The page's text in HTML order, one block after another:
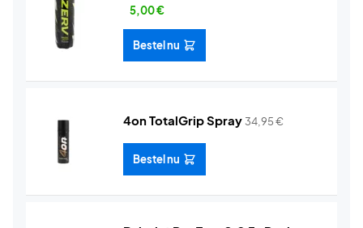
5,00€
Bestel nu
4on TotalGrip Spray 34,95€
Bestel nu